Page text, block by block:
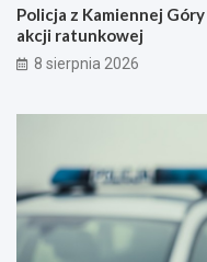
Policja z Kamiennej
akcji ratunkowej
8 sierpnia 2026